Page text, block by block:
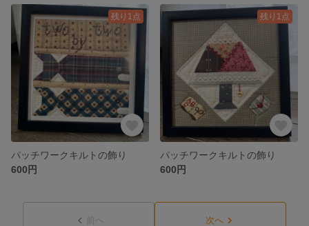
残り1点
パッチワークキルトの飾り
600円
残り1点
パッチワークキルトの飾り
600円
前へ 次へ